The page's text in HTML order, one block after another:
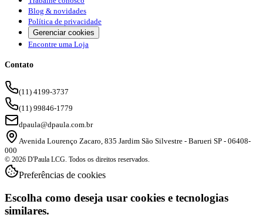
Blog & novidades
Política de privacidade
Gerenciar cookies
Encontre uma Loja
Contato
(11) 4199-3737
(11) 99846-1779
dpaula@dpaula.com.br
Avenida Lourenço Zacaro, 835 Jardim São Silvestre - Barueri SP - 06408-
000
© 2026 D'Paula LCG. Todos os direitos reservados.
Preferências de cookies
Escolha como deseja usar cookies e tecnologias
similares.